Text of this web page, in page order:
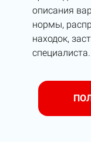
описания
нормы,
находок,
специалиста.